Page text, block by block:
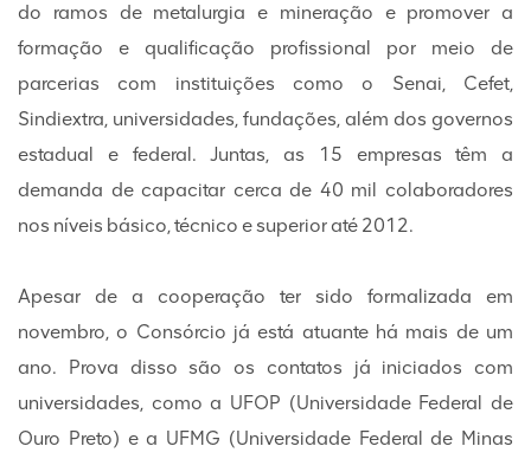
do ramos de metalurgia e mineração e promover a
formação e qualificação profissional por meio de
parcerias com instituições como o Senai, Cefet,
Sindiextra, universidades, fundações, além dos governos
estadual e federal. Juntas, as 15 empresas têm a
demanda de capacitar cerca de 40 mil colaboradores
nos níveis básico, técnico e superior até 2012.
Apesar de a cooperação ter sido formalizada em
novembro, o Consórcio já está atuante há mais de um
ano. Prova disso são os contatos já iniciados com
universidades, como a UFOP (Universidade Federal de
Ouro Preto) e a UFMG (Universidade Federal de Minas